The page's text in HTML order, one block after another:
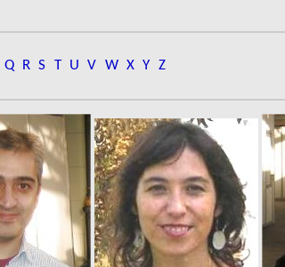
Q R S T U V W X Y Z